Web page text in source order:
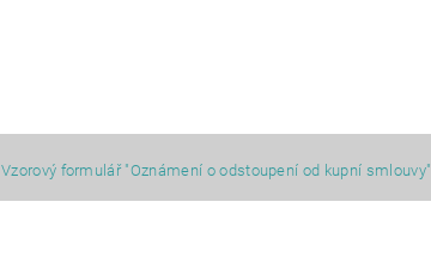
Vzorový formulář "Oznámení o odstoupení od kupní smlouvy"